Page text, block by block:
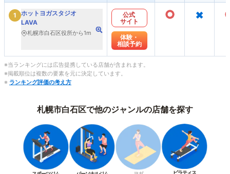
1
ホットヨガスタジオ
LAVA
札幌市白石区役所から1m
公式
サイト
体験・
相談予約
○ ×
※当ランキングには広告提携している店舗が含まれます。
※掲載順位は複数の要素を元に決定しています。
※ ランキング評価の考え方
札幌市白石区で他のジャンルの店舗を探す
ピラティス